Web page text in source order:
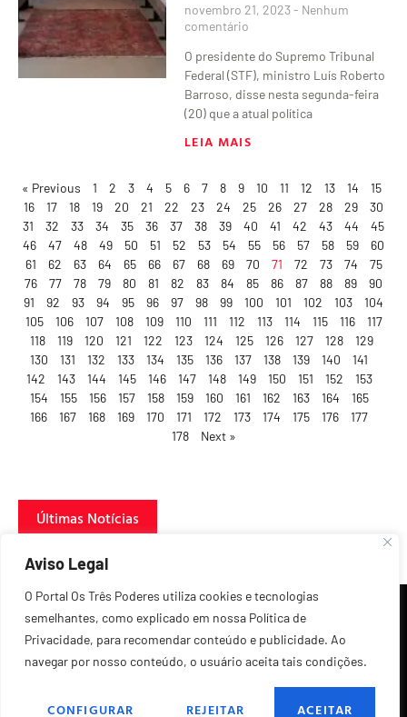
Aviso Legal
O Portal Os Três Poderes utiliza cookies e tecnologias
semelhantes, como explicado em nossa Política de
Privacidade, para recomendar conteúdo e publicidade. Ao
navegar por nosso conteúdo, o usuário aceita tais condições.
CONFIGURAR REJEITAR ACEITAR
novembro 21, 2023 Nenhum
comentário
O presidente do Supremo Tribunal
Federal (STF), ministro Luís Roberto
Barroso, disse nesta segunda-feira
(20) que a atual política
LEIA MAIS
« Previous 1 2 3 4 5 6 7 8 9 10 11 12 13 14
15
16
17 18 19 20 21 22 23 24 25 26 27 28 29
30
31
32 33 34 35 36 37 38 39 40 41 42 43 44
45
46
47 48 49 50 51 52 53 54 55 56 57 58 59
60
61
62 63 64 65 66 67 68 69 70 71 72 73 74
75
76
77 78 79 80 81 82 83 84 85 86 87 88 89
90
91
92 93 94 95 96 97 98 99 100 101 102 103
104
105
106 107 108 109 110 111 112 113 114 115 116
117
118
119 120 121 122 123 124 125 126 127 128
129
130
131 132 133 134 135 136 137 138 139 140
141
142
143 144 145 146 147 148 149 150 151 152
153
154
155 156 157 158 159 160 161 162 163 164
165
166
167 168 169 170 171 172 173 174 175 176
177
178
Next »
Últimas Notícias